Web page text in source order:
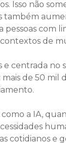
Isso não
também
pessoas com
de
e centrada no
de 50 mil
a IA,
cotidianos e